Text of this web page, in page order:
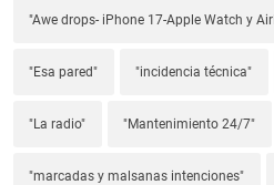
"Awe drops- iPhone 17-Apple Watch y
"Esa pared" "incidencia técnica"
"La radio" "Mantenimiento 24/7"
"marcadas y malsanas intenciones"